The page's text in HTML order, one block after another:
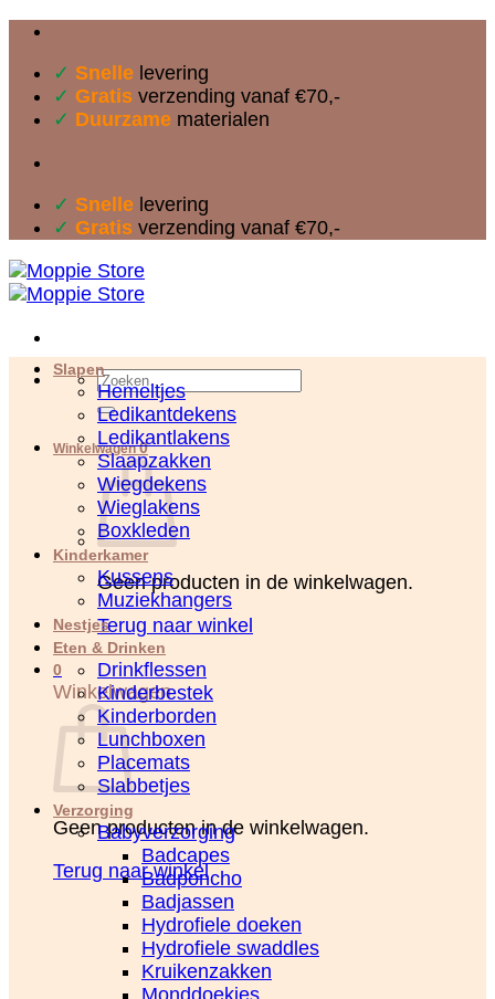
inhoud
✓ Snelle levering
✓ Gratis verzending vanaf €70,-
✓ Duurzame materialen
✓ Snelle levering
✓ Gratis verzending vanaf €70,-
Zoeken
naar:
Winkelwagen0
Geen producten in de winkelwagen.
Terug naar winkel
0
Winkelwagen
Geen producten in de winkelwagen.
Terug naar winkel
Slapen
Hemeltjes
Ledikantdekens
Ledikantlakens
Slaapzakken
Wiegdekens
Wieglakens
Boxkleden
Kinderkamer
Kussens
Muziekhangers
Nestjes
Eten & Drinken
Drinkflessen
Kinderbestek
Kinderborden
Lunchboxen
Placemats
Slabbetjes
Verzorging
Babyverzorging
Badcapes
Badponcho
Badjassen
Hydrofiele doeken
Hydrofiele swaddles
Kruikenzakken
Monddoekjes